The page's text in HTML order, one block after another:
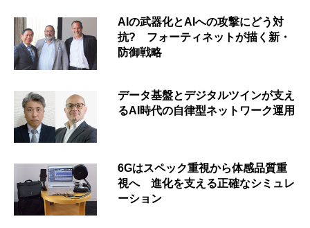
AIの武器化とAIへの攻撃にどう対
抗? フォーティネットが描く新・
防御戦略
データ基盤とデジタルツインが支え
るAI時代の自律型ネットワーク運用
6Gはスペック重視から体感品質重
視へ 進化を支える正確なシミュレ
ーション